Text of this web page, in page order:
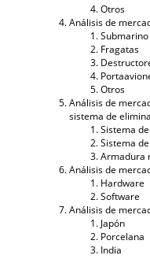
Otros
Análisis de
Submarino
Fragatas
Otros
Análisis de
sistema de
Sistema
Sistema
Armadura
Análisis de
Hardware
Software
Análisis de
Japón
Porcelana
India